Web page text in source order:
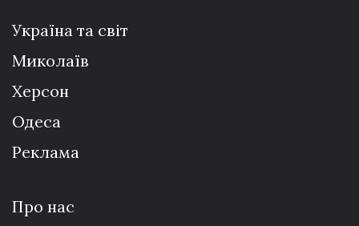
Україна та світ
Миколаїв
Херсон
Одеса
Реклама
Про нас